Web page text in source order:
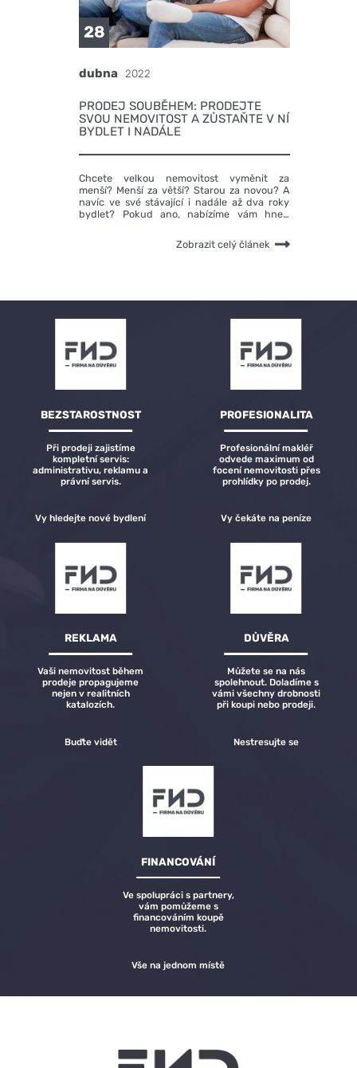
28
dubna 2022
PRODEJ SOUBĚHEM: PRODEJTE
SVOU NEMOVITOST A ZŮSTAŇTE V NÍ
BYDLET I NADÁLE
Chcete velkou nemovitost vyměnit za
menší? Menší za větší? Starou za novou? A
navíc ve své stávající i nadále až dva roky
bydlet? Pokud ano, nabízíme vám hned
několik řešení.
Zobrazit celý článek
BEZSTAROSTNOST
Při prodeji zajistíme
kompletní servis:
administrativu, reklamu a
právní servis.
Vy hledejte nové bydlení
PROFESIONALITA
Profesionální makléř
odvede maximum od
focení nemovitosti přes
prohlídky po prodej.
Vy čekáte na peníze
REKLAMA
Vaši nemovitost během
prodeje propagujeme
nejen v realitních
katalozích.
Buďte vidět
DŮVĚRA
Můžete se na nás
spolehnout. Doladíme s
vámi všechny drobnosti
při koupi nebo prodeji.
Nestresujte se
FINANCOVÁNÍ
Ve spolupráci s partnery,
vám pomůžeme s
financováním koupě
nemovitosti.
Vše na jednom místě